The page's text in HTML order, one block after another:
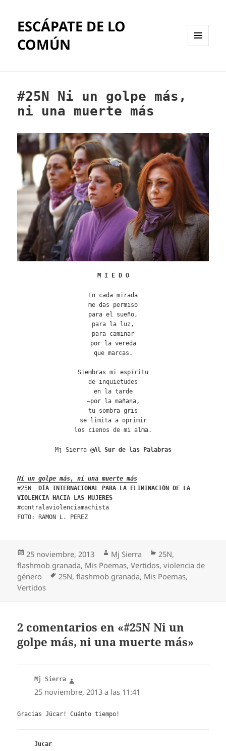
ESCÁPATE DE LO
COMÚN
#25N Ni un golpe más,
ni una muerte más
M I E D O
En cada mirada
me das permiso
para el sueño,
para la luz,
para caminar
por la vereda
que marcas.
Siembras mi espíritu
de inquietudes
en la tarde
—por la mañana,
tu sombra gris
se limita a oprimir
los cienos de mi alma.
Mj Sierra @Al Sur de las Palabras
Ni un golpe más, ni una muerte más
#25N
DÍA INTERNACIONAL PARA LA ELIMINACIÓN DE LA
VIOLENCIA HACIA LAS MUJERES
#contralaviolenciamachista
FOTO: RAMON L. PEREZ
Publicado
el
25 noviembre, 2013 Autor
Mj Sierra Categorías
25N,
flashmob granada, Mis Poemas,Vertidos,violencia de
género
Etiquetas
25N,flashmob granada, Mis Poemas,
Vertidos
2 comentarios en «#25N Ni un
golpe más, ni una muerte más»
Mj Sierra
25 noviembre, 2013 a las 11:41
Gracias Júcar! Cuánto tiempo!
Jucar